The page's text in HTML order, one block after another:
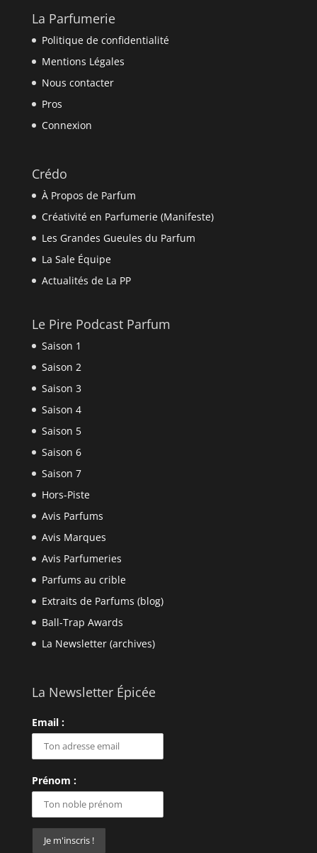
La Parfumerie
Politique de confidentialité
Mentions Légales
Nous contacter
Pros
Connexion
Crédo
À Propos de Parfum
Créativité en Parfumerie (Manifeste)
Les Grandes Gueules du Parfum
La Sale Équipe
Actualités de La PP
Le Pire Podcast Parfum
Saison 1
Saison 2
Saison 3
Saison 4
Saison 5
Saison 6
Saison 7
Hors-Piste
Avis Parfums
Avis Marques
Avis Parfumeries
Parfums au crible
Extraits de Parfums (blog)
Ball-Trap Awards
La Newsletter (archives)
La Newsletter Épicée
Email :
Prénom :